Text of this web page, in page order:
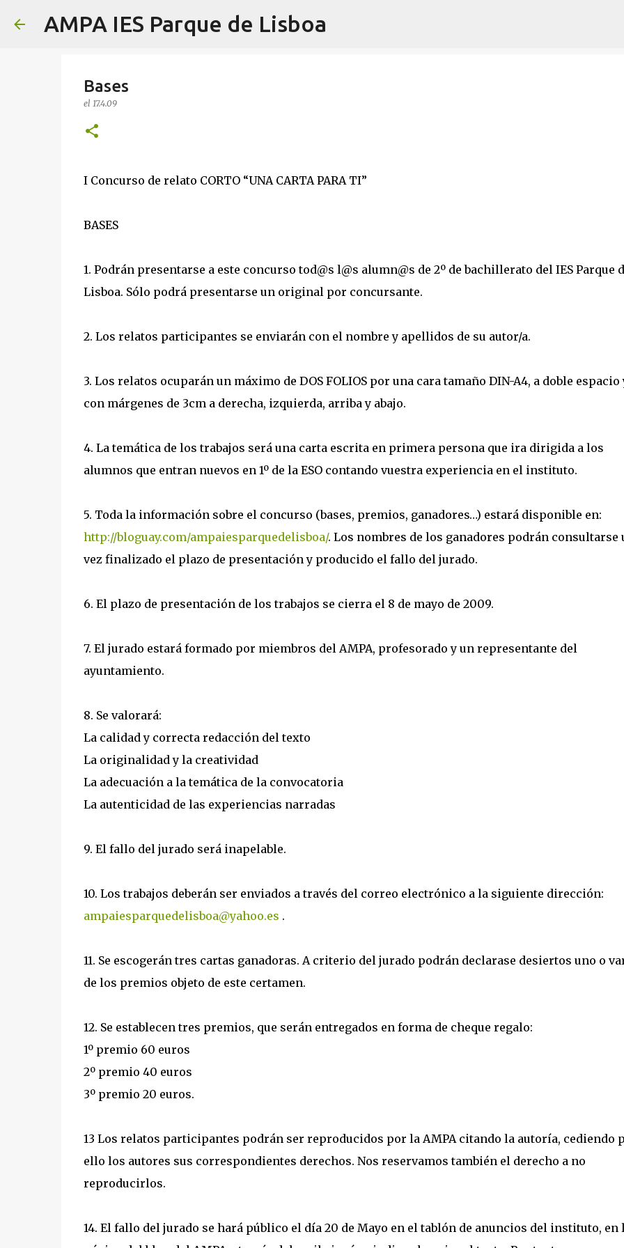
AMPA IES Parque de Lisboa
Bases
el 17.4.09
I Concurso de relato CORTO “UNA CARTA PARA TI”
BASES
1. Podrán presentarse a este concurso tod@s l@s alumn@s de 2º de bachillerato del IES Parque
Lisboa. Sólo podrá presentarse un original por concursante.
2. Los relatos participantes se enviarán con el nombre y apellidos de su autor/a.
3. Los relatos ocuparán un máximo de DOS FOLIOS por una cara tamaño DIN-A4, a doble espacio
con márgenes de 3cm a derecha, izquierda, arriba y abajo.
4. La temática de los trabajos será una carta escrita en primera persona que ira dirigida a los
alumnos que entran nuevos en 1º de la ESO contando vuestra experiencia en el instituto.
5. Toda la información sobre el concurso (bases, premios, ganadores…) estará disponible en:
http://bloguay.com/ampaiesparquedelisboa/. Los nombres de los ganadores podrán consultarse
vez finalizado el plazo de presentación y producido el fallo del jurado.
6. El plazo de presentación de los trabajos se cierra el 8 de mayo de 2009.
7. El jurado estará formado por miembros del AMPA, profesorado y un representante del
ayuntamiento.
8. Se valorará:
La calidad y correcta redacción del texto
La originalidad y la creatividad
La adecuación a la temática de la convocatoria
La autenticidad de las experiencias narradas
9. El fallo del jurado será inapelable.
10. Los trabajos deberán ser enviados a través del correo electrónico a la siguiente dirección:
ampaiesparquedelisboa@yahoo.es .
11. Se escogerán tres cartas ganadoras. A criterio del jurado podrán declarase desiertos uno o
de los premios objeto de este certamen.
12. Se establecen tres premios, que serán entregados en forma de cheque regalo:
1º premio 60 euros
2º premio 40 euros
3º premio 20 euros.
13 Los relatos participantes podrán ser reproducidos por la AMPA citando la autoría, cediendo
ello los autores sus correspondientes derechos. Nos reservamos también el derecho a no
reproducirlos.
14. El fallo del jurado se hará público el día 20 de Mayo en el tablón de anuncios del instituto, en